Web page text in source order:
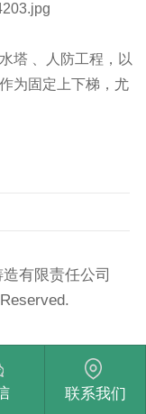
塔 、人防工程，以
为固定上下梯，尤
有限责任公司
联系我们